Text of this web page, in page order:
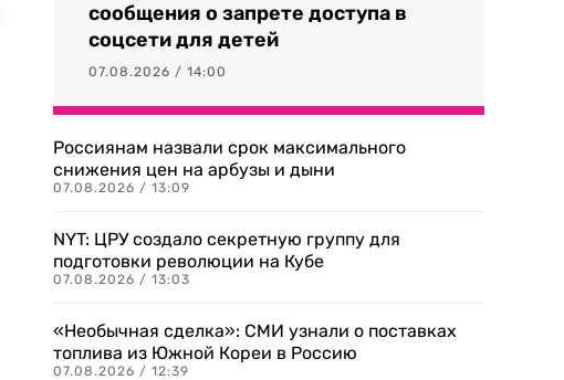
сообщения о запрете доступа в
соцсети для детей
07.08.2026 / 14:00
Россиянам назвали срок максимального
снижения цен на арбузы и дыни
07.08.2026 / 13:09
NYT: ЦРУ создало секретную группу для
подготовки революции на Кубе
07.08.2026 / 13:03
«Необычная сделка»: СМИ узнали о поставках
топлива из Южной Кореи в Россию
07.08.2026 / 12:39